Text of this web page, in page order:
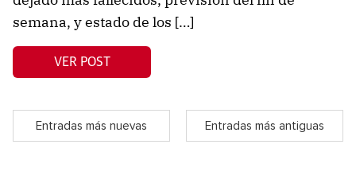
semana, y estado de los […]
VER POST
Entradas más nuevas Entradas más antiguas